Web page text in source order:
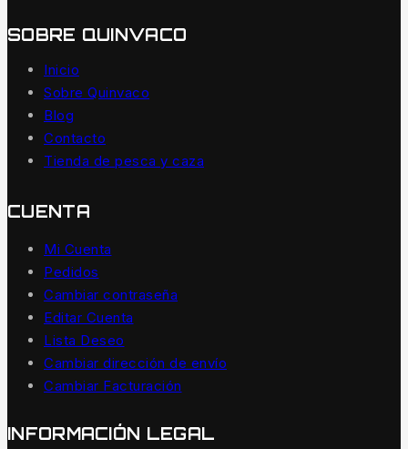
SOBRE QUINVACO
Inicio
Sobre Quinvaco
Blog
Contacto
Tienda de pesca y caza
CUENTA
Mi Cuenta
Pedidos
Cambiar contraseña
Editar Cuenta
Lista Deseo
Cambiar dirección de envío
Cambiar Facturación
INFORMACIÓN LEGAL